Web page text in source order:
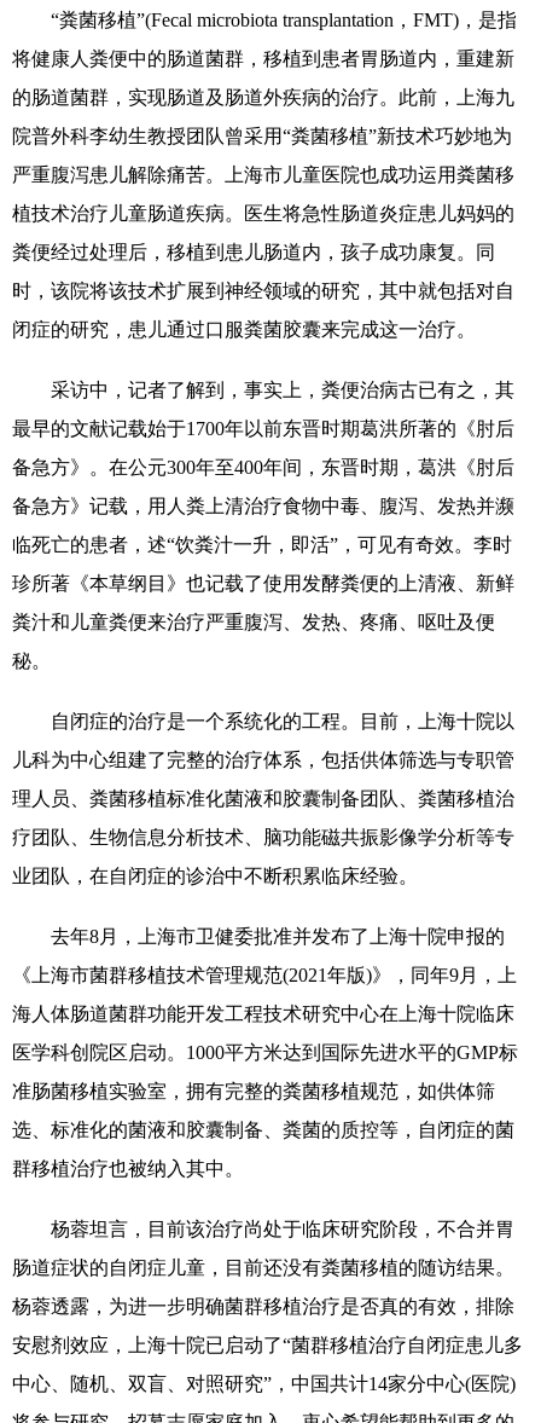
“粪菌移植”(Fecal microbiota transplantation，FMT)，是指
将健康人粪便中的肠道菌群，移植到患者胃肠道内，重建新
的肠道菌群，实现肠道及肠道外疾病的治疗。此前，上海九
院普外科李幼生教授团队曾采用“粪菌移植”新技术巧妙地为
严重腹泻患儿解除痛苦。上海市儿童医院也成功运用粪菌移
植技术治疗儿童肠道疾病。医生将急性肠道炎症患儿妈妈的
粪便经过处理后，移植到患儿肠道内，孩子成功康复。同
时，该院将该技术扩展到神经领域的研究，其中就包括对自
闭症的研究，患儿通过口服粪菌胶囊来完成这一治疗。
采访中，记者了解到，事实上，粪便治病古已有之，其
最早的文献记载始于1700年以前东晋时期葛洪所著的《肘后
备急方》。在公元300年至400年间，东晋时期，葛洪《肘后
备急方》记载，用人粪上清治疗食物中毒、腹泻、发热并濒
临死亡的患者，述“饮粪汁一升，即活”，可见有奇效。李时
珍所著《本草纲目》也记载了使用发酵粪便的上清液、新鲜
粪汁和儿童粪便来治疗严重腹泻、发热、疼痛、呕吐及便
秘。
自闭症的治疗是一个系统化的工程。目前，上海十院以
儿科为中心组建了完整的治疗体系，包括供体筛选与专职管
理人员、粪菌移植标准化菌液和胶囊制备团队、粪菌移植治
疗团队、生物信息分析技术、脑功能磁共振影像学分析等专
业团队，在自闭症的诊治中不断积累临床经验。
去年8月，上海市卫健委批准并发布了上海十院申报的
《上海市菌群移植技术管理规范(2021年版)》，同年9月，上
海人体肠道菌群功能开发工程技术研究中心在上海十院临床
医学科创院区启动。1000平方米达到国际先进水平的GMP标
准肠菌移植实验室，拥有完整的粪菌移植规范，如供体筛
选、标准化的菌液和胶囊制备、粪菌的质控等，自闭症的菌
群移植治疗也被纳入其中。
杨蓉坦言，目前该治疗尚处于临床研究阶段，不合并胃
肠道症状的自闭症儿童，目前还没有粪菌移植的随访结果。
杨蓉透露，为进一步明确菌群移植治疗是否真的有效，排除
安慰剂效应，上海十院已启动了“菌群移植治疗自闭症患儿多
中心、随机、双盲、对照研究”，中国共计14家分中心(医院)